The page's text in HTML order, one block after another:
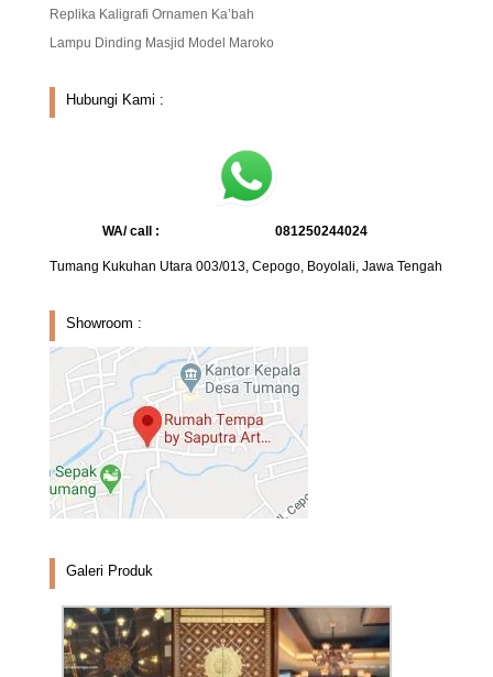
Replika Kaligrafi Ornamen Ka’bah
Lampu Dinding Masjid Model Maroko
Hubungi Kami :
WA/ call : 081250244024
Tumang Kukuhan Utara 003/013, Cepogo, Boyolali, Jawa Tengah
Showroom :
Galeri Produk